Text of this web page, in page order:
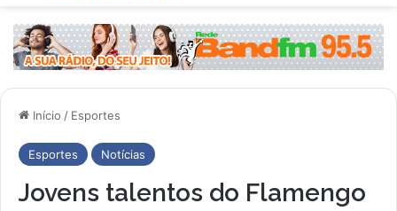
Início / Esportes
Esportes Notícias
Jovens talentos do Flamengo